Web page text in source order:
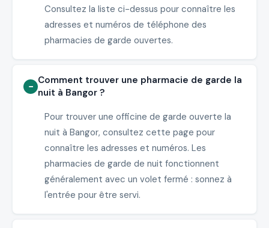
Consultez la liste ci-dessus pour connaître les
adresses et numéros de téléphone des
pharmacies de garde ouvertes.
Comment trouver une pharmacie de garde la
nuit à Bangor ?
Pour trouver une officine de garde ouverte la
nuit à Bangor, consultez cette page pour
connaître les adresses et numéros. Les
pharmacies de garde de nuit fonctionnent
généralement avec un volet fermé : sonnez à
l'entrée pour être servi.